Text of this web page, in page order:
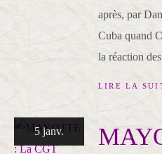
après, par
Cuba quand
la réaction
LIRE LA
5 janv.